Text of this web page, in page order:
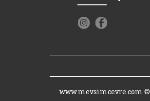
www.mevsimcevre.com ©